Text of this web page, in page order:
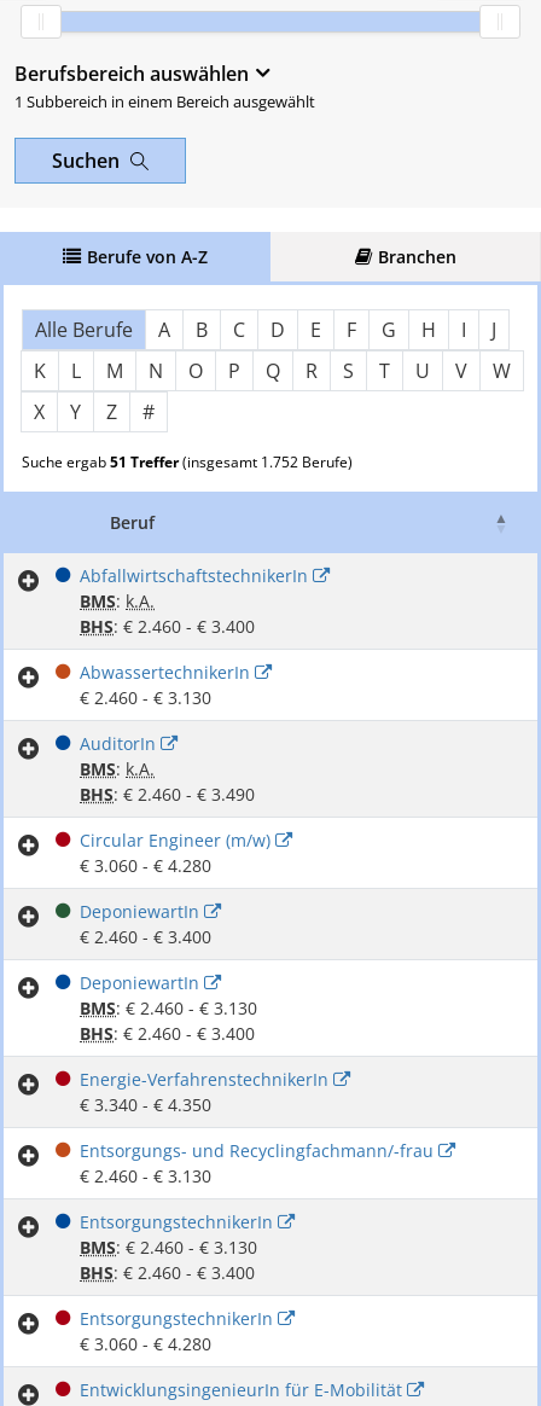
Berufsbereich auswählen
1 Subbereich in einem Bereich ausgewählt
Suchen
Berufe von A-Z Branchen
Über Buchstaben springen Nach Anfangsbuchstaben filtern
Alle Berufe A B C D E F G H I
J
K
L M N O P Q R S T U V
W
X
Y Z #
Suche ergab51 Treffer(insgesamt 1.752 Berufe)
Beruf
AbfallwirtschaftstechnikerIn
BMS: k.A.
BHS: € 2.460 - € 3.400
AbwassertechnikerIn
€ 2.460 - € 3.130
AuditorIn
BMS: k.A.
BHS: € 2.460 - € 3.490
Circular Engineer (m/w)
€ 3.060 - € 4.280
DeponiewartIn
€ 2.460 - € 3.400
DeponiewartIn
BMS: € 2.460 - € 3.130
BHS: € 2.460 - € 3.400
Energie-VerfahrenstechnikerIn
€ 3.340 - € 4.350
Entsorgungs- und Recyclingfachmann/-frau
€ 2.460 - € 3.130
EntsorgungstechnikerIn
BMS: € 2.460 - € 3.130
BHS: € 2.460 - € 3.400
EntsorgungstechnikerIn
€ 3.060 - € 4.280
EntwicklungsingenieurIn für E-Mobilität